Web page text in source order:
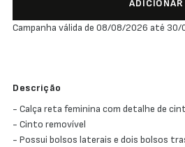
ADICIONAR
Campanha válida de 08/08/2026 até
Descrição
- Calça reta feminina com detalhe de
- Cinto removível
- Possui bolsos laterais e dois bolsos